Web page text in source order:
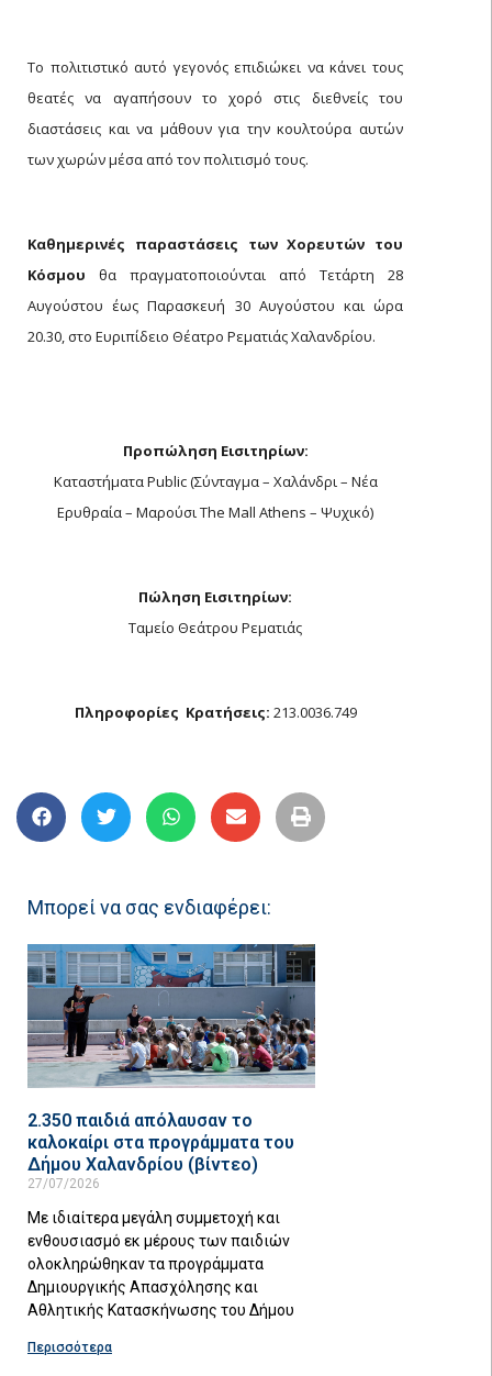
Το πολιτιστικό αυτό γεγονός επιδιώκει να κάνει τους
θεατές να αγαπήσουν το χορό στις διεθνείς του
διαστάσεις και να μάθουν για την κουλτούρα αυτών
των χωρών μέσα από τον πολιτισμό τους.
Καθημερινές παραστάσεις των Χορευτών του
Κόσμου θα πραγματοποιούνται από Τετάρτη 28
Αυγούστου έως Παρασκευή 30 Αυγούστου και ώρα
20.30, στο Ευριπίδειο Θέατρο Ρεματιάς Χαλανδρίου.
Προπώληση Εισιτηρίων:
Καταστήματα Public (Σύνταγμα – Χαλάνδρι – Νέα
Ερυθραία – Μαρούσι The Mall Athens – Ψυχικό)
Πώληση Εισιτηρίων:
Ταμείο Θεάτρου Ρεματιάς
Πληροφορίες  Κρατήσεις: 213.0036.749
Μπορεί να σας ενδιαφέρει:
2.350 παιδιά απόλαυσαν το
καλοκαίρι στα προγράμματα του
Δήμου Χαλανδρίου (βίντεο)
27/07/2026
Με ιδιαίτερα μεγάλη συμμετοχή και
ενθουσιασμό εκ μέρους των παιδιών
ολοκληρώθηκαν τα προγράμματα
Δημιουργικής Απασχόλησης και
Αθλητικής Κατασκήνωσης του Δήμου
Περισσότερα